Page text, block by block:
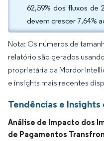
62,59% dos fluxos de
devem crescer 7,64%
Nota: Os números de
relatório são gerados
proprietária da Mordor
e insights mais recentes
Tendências e
Análise de Impacto dos
de Pagamentos